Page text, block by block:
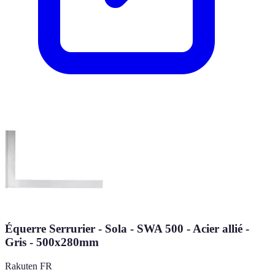
Équerre Serrurier - Sola - SWA 500 - Acier allié -
Gris - 500x280mm
Rakuten FR